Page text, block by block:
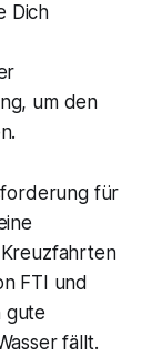
Dich
um den
für
FTI und
gute
fällt.